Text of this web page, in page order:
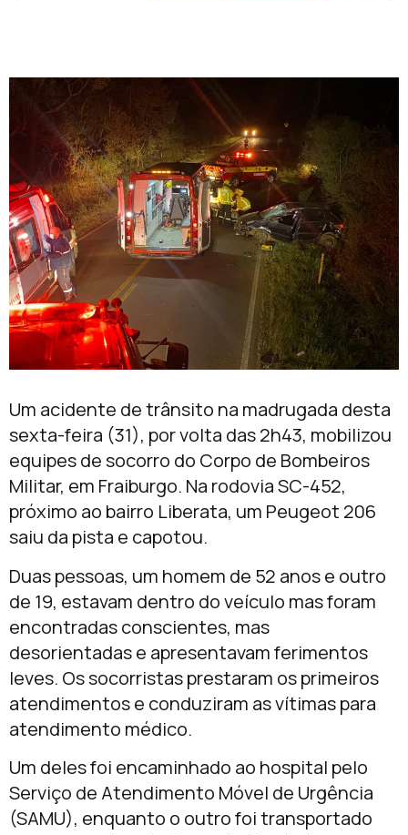
Um acidente de trânsito na madrugada desta
sexta-feira (31), por volta das 2h43, mobilizou
equipes de socorro do Corpo de Bombeiros
Militar, em Fraiburgo. Na rodovia SC-452,
próximo ao bairro Liberata, um Peugeot 206
saiu da pista e capotou.
Duas pessoas, um homem de 52 anos e outro
de 19, estavam dentro do veículo mas foram
encontradas conscientes, mas
desorientadas e apresentavam ferimentos
leves. Os socorristas prestaram os primeiros
atendimentos e conduziram as vítimas para
atendimento médico.
Um deles foi encaminhado ao hospital pelo
Serviço de Atendimento Móvel de Urgência
(SAMU), enquanto o outro foi transportado